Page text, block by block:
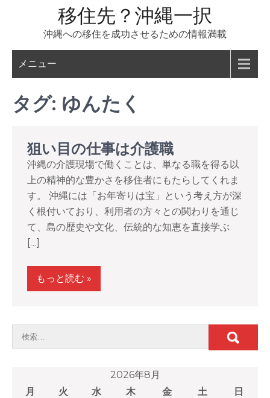
移住先？沖縄一択
沖縄への移住を成功させるための情報満載
メニュー
タグ: ゆんたく
狙い目の仕事は介護職
沖縄の介護現場で働くことは、単なる職を得る以
上の精神的な豊かさを移住者にもたらしてくれま
す。 沖縄には「お年寄りは宝」という考え方が深
く根付いており、利用者の方々との関わりを通じ
て、島の歴史や文化、伝統的な知恵を直接学ぶ
[…]
もっと読む »
2026年8月
月
火 水 木 金 土
日